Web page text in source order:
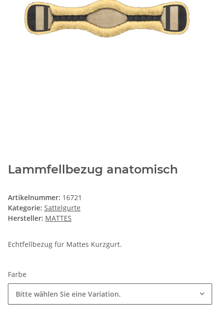
Lammfellbezug anatomisch
Artikelnummer: 16721
Kategorie: Sattelgurte
Hersteller: MATTES
Echtfellbezug für Mattes Kurzgurt.
Farbe
Bitte wählen Sie eine Variation.